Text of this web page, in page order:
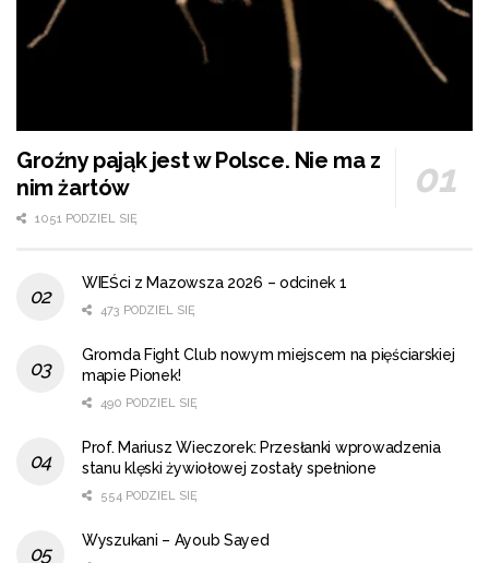
Groźny pająk jest w Polsce. Nie ma z
nim żartów
1051 PODZIEL SIĘ
WIEŚci z Mazowsza 2026 – odcinek 1
473 PODZIEL SIĘ
Gromda Fight Club nowym miejscem na pięściarskiej
mapie Pionek!
490 PODZIEL SIĘ
Prof. Mariusz Wieczorek: Przesłanki wprowadzenia
stanu klęski żywiołowej zostały spełnione
554 PODZIEL SIĘ
Wyszukani – Ayoub Sayed